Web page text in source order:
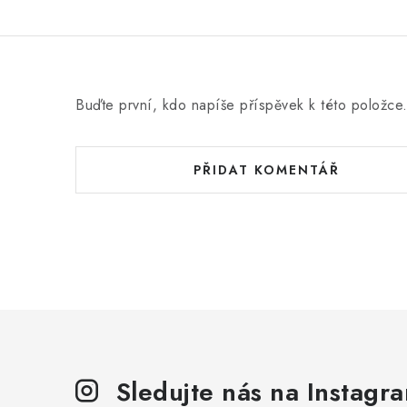
Buďte první, kdo napíše příspěvek k této položce.
PŘIDAT KOMENTÁŘ
Sledujte nás na